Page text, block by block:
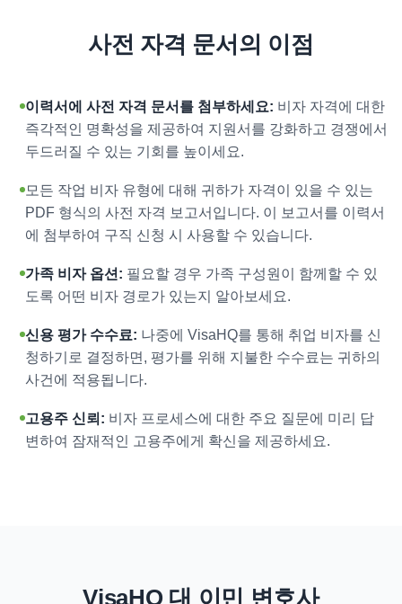
사전 자격 문서의 이점
이력서에 사전 자격 문서를 첨부하세요: 비자 자격에 대한
즉각적인 명확성을 제공하여 지원서를 강화하고 경쟁에서
두드러질 수 있는 기회를 높이세요.
모든 작업 비자 유형에 대해 귀하가 자격이 있을 수 있는
PDF 형식의 사전 자격 보고서입니다. 이 보고서를 이력서
에 첨부하여 구직 신청 시 사용할 수 있습니다.
가족 비자 옵션: 필요할 경우 가족 구성원이 함께할 수 있
도록 어떤 비자 경로가 있는지 알아보세요.
신용 평가 수수료: 나중에 VisaHQ를 통해 취업 비자를 신
청하기로 결정하면, 평가를 위해 지불한 수수료는 귀하의
사건에 적용됩니다.
고용주 신뢰: 비자 프로세스에 대한 주요 질문에 미리 답
변하여 잠재적인 고용주에게 확신을 제공하세요.
VisaHQ 대 이민 변호사